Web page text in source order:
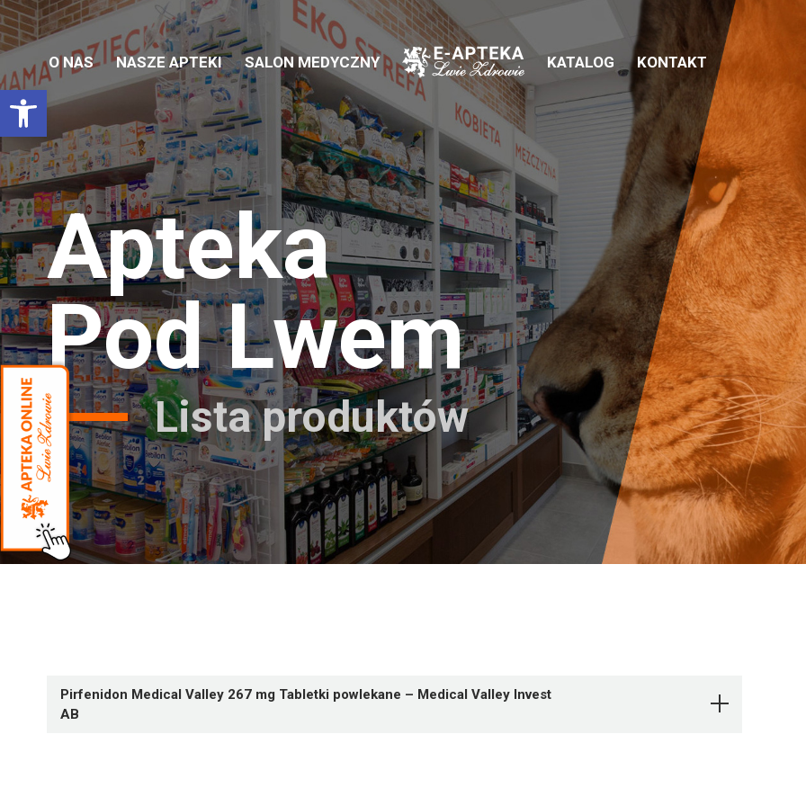
Otwórz pasek narzędzi
O NAS NASZE APTEKI SALON MEDYCZNY KATALOG KONTAKT
Apteka
Pod Lwem
Lista produktów
Pirfenidon Medical Valley 267 mg Tabletki powlekane – Medical Valley Invest
AB